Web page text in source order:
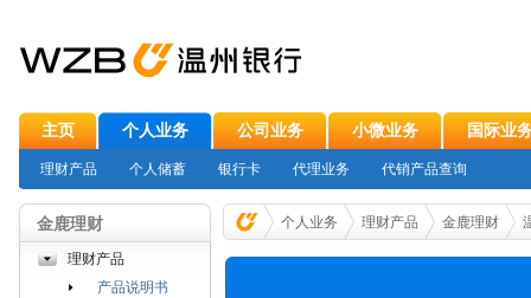
主页 个人业务 公司业务 小微业务 国际业
理财产品 个人储蓄 银行卡 代理业务 代销产品查询
金鹿理财
理财产品
产品说明书
个人业务 理财产品 金鹿理财